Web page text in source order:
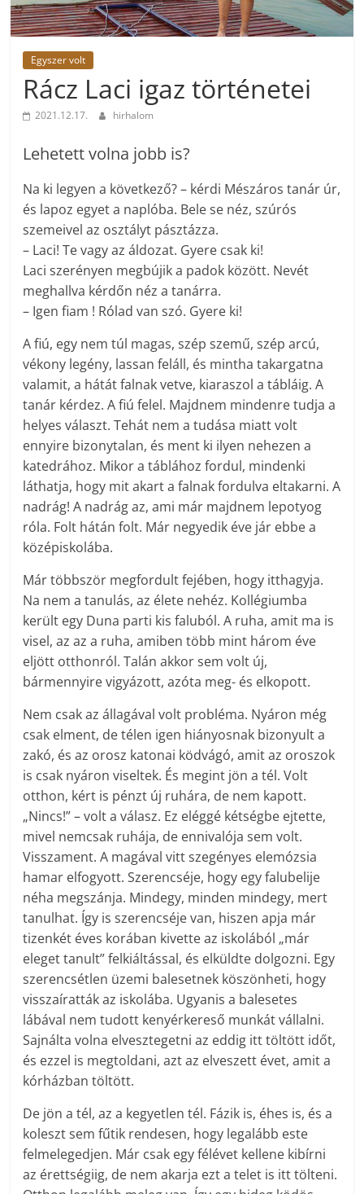
Egyszer volt
Rácz Laci igaz történetei
2021.12.17. hirhalom
Lehetett volna jobb is?
Na ki legyen a következő? – kérdi Mészáros tanár úr,
és lapoz egyet a naplóba. Bele se néz, szúrós
szemeivel az osztályt pásztázza.
– Laci! Te vagy az áldozat. Gyere csak ki!
Laci szerényen megbújik a padok között. Nevét
meghallva kérdőn néz a tanárra.
– Igen fiam ! Rólad van szó. Gyere ki!
A fiú, egy nem túl magas, szép szemű, szép arcú,
vékony legény, lassan feláll, és mintha takargatna
valamit, a hátát falnak vetve, kiaraszol a tábláig. A
tanár kérdez. A fiú felel. Majdnem mindenre tudja a
helyes választ. Tehát nem a tudása miatt volt
ennyire bizonytalan, és ment ki ilyen nehezen a
katedrához. Mikor a táblához fordul, mindenki
láthatja, hogy mit akart a falnak fordulva eltakarni. A
nadrág! A nadrág az, ami már majdnem lepotyog
róla. Folt hátán folt. Már negyedik éve jár ebbe a
középiskolába.
Már többször megfordult fejében, hogy itthagyja.
Na nem a tanulás, az élete nehéz. Kollégiumba
került egy Duna parti kis faluból. A ruha, amit ma is
visel, az az a ruha, amiben több mint három éve
eljött otthonról. Talán akkor sem volt új,
bármennyire vigyázott, azóta meg- és elkopott.
Nem csak az állagával volt probléma. Nyáron még
csak elment, de télen igen hiányosnak bizonyult a
zakó, és az orosz katonai ködvágó, amit az oroszok
is csak nyáron viseltek. És megint jön a tél. Volt
otthon, kért is pénzt új ruhára, de nem kapott.
„Nincs!” – volt a válasz. Ez eléggé kétségbe ejtette,
mivel nemcsak ruhája, de ennivalója sem volt.
Visszament. A magával vitt szegényes elemózsia
hamar elfogyott. Szerencséje, hogy egy falubelije
néha megszánja. Mindegy, minden mindegy, mert
tanulhat. Így is szerencséje van, hiszen apja már
tizenkét éves korában kivette az iskolából „már
eleget tanult” felkiáltással, és elküldte dolgozni. Egy
szerencsétlen üzemi balesetnek köszönheti, hogy
visszaíratták az iskolába. Ugyanis a balesetes
lábával nem tudott kenyérkereső munkát vállalni.
Sajnálta volna elvesztegetni az eddig itt töltött időt,
és ezzel is megtoldani, azt az elveszett évet, amit a
kórházban töltött.
De jön a tél, az a kegyetlen tél. Fázik is, éhes is, és a
koleszt sem fűtik rendesen, hogy legalább este
felmelegedjen. Már csak egy félévet kellene kibírni
az érettségiig, de nem akarja ezt a telet is itt tölteni.